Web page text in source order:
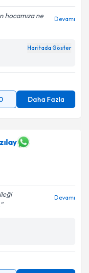
hocamıza ne
Devamı
Haritada Göster
Daha Fazla
Devamı